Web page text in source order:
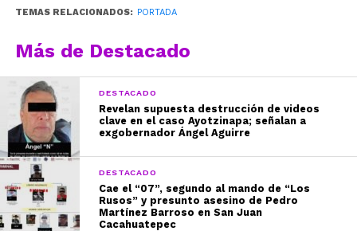
TEMAS RELACIONADOS: PORTADA
Más de Destacado
DESTACADO
Revelan supuesta destrucción de videos
clave en el caso Ayotzinapa; señalan a
exgobernador Ángel Aguirre
DESTACADO
Cae el “07”, segundo al mando de “Los
Rusos” y presunto asesino de Pedro
Martínez Barroso en San Juan
Cacahuatepec